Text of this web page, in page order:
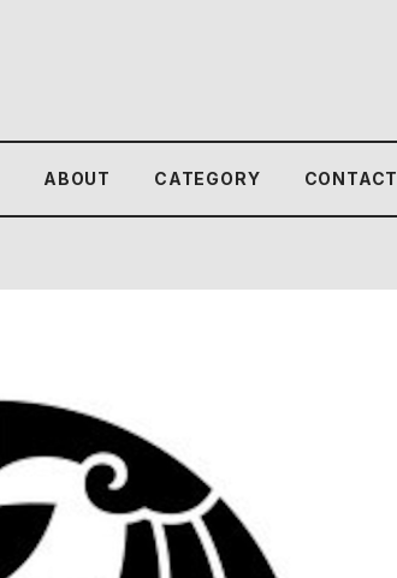
ABOUT CATEGORY CONTACT